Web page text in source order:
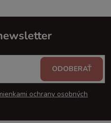
ochrany osobných
ODOBERAŤ